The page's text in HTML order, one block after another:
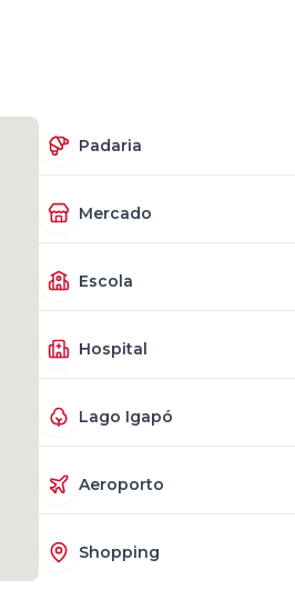
Padaria
Mercado
Escola
Hospital
Lago Igapó
Aeroporto
Shopping